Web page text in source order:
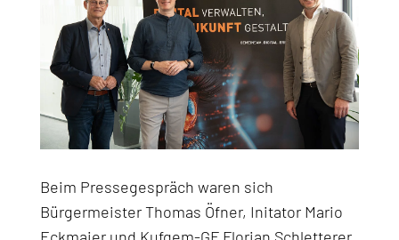
Beim Pressegespräch waren sich
Bürgermeister Thomas Öfner, Initator Mario